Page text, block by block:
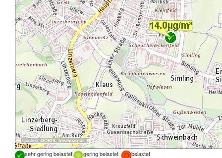
Quellen: DORIS, basemap.at
sehr gering belastet gering belastet
belastet